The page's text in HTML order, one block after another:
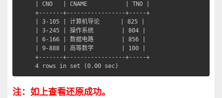
| CNO   | CNAME           | TNO |
+-------+-----------------+-----+
| 3-105 | 计算机导论      | 825 |
| 3-245 | 操作系统        | 804 |
| 6-166 | 数据电路        | 856 |
| 9-888 | 高等数学        | 100 |
+-------+-----------------+-----+
4 rows in set (0.00 sec)
注：如上查看还原成功。